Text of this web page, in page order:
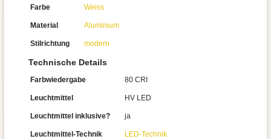
Farbe Weiss
Material Aluminium
Stilrichtung modern
Technische Details
Farbwiedergabe 80 CRI
Leuchtmittel HV LED
Leuchtmittel inklusive? ja
Leuchtmittel-Technik LED-Technik